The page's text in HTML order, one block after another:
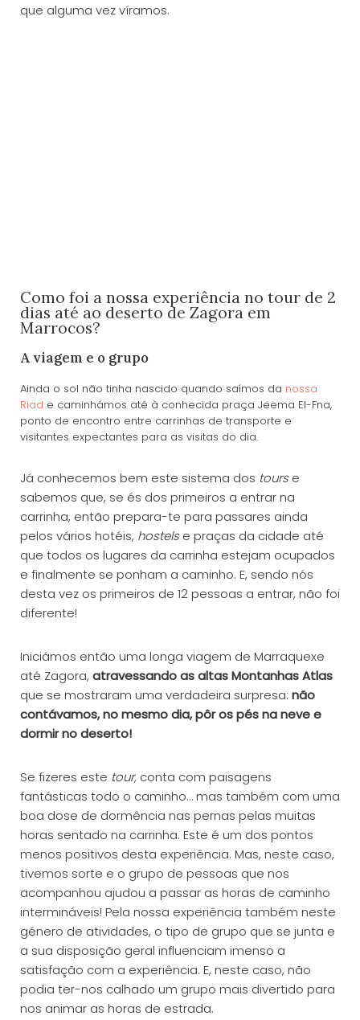
que alguma vez víramos.
Como foi a nossa experiência no tour de 2
dias até ao deserto de Zagora em
Marrocos?
A viagem e o grupo
Ainda o sol não tinha nascido quando saímos da nossa
Riad e caminhámos até à conhecida praça Jeema El-Fna,
ponto de encontro entre carrinhas de transporte e
visitantes expectantes para as visitas do dia.
Já conhecemos bem este sistema dos tourse
sabemos que, se és dos primeiros a entrar na
carrinha, então prepara-te para passares ainda
pelos vários hotéis, hostelse praças da cidade até
que todos os lugares da carrinha estejam ocupados
e finalmente se ponham a caminho. E, sendo nós
desta vez os primeiros de 12 pessoas a entrar, não foi
diferente!
Iniciámos então uma longa viagem de Marraquexe
até Zagora, atravessando as altas Montanhas Atlas
que se mostraram uma verdadeira surpresa: não
contávamos, no mesmo dia, pôr os pés na neve e
dormir no deserto!
Se fizeres este tour, conta com paisagens
fantásticas todo o caminho… mas também com uma
boa dose de dormência nas pernas pelas muitas
horas sentado na carrinha. Este é um dos pontos
menos positivos desta experiência. Mas, neste caso,
tivemos sorte e o grupo de pessoas que nos
acompanhou ajudou a passar as horas de caminho
intermináveis! Pela nossa experiência também neste
género de atividades, o tipo de grupo que se junta e
a sua disposição geral influenciam imenso a
satisfação com a experiência. E, neste caso, não
podia ter-nos calhado um grupo mais divertido para
nos animar as horas de estrada.